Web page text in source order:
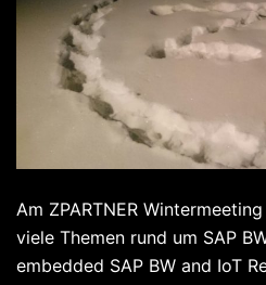
Am ZPARTNER
viele Themen rund um SAP
embedded SAP BW and IoT